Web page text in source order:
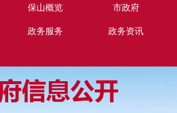
保山概览 市政府
政务服务 政务资讯